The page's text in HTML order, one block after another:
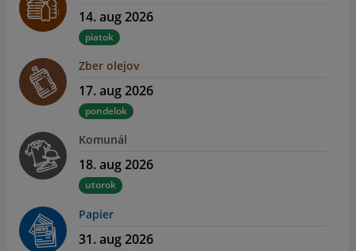
14. aug 2026
piatok
Zber olejov
17. aug 2026
pondelok
Komunál
18. aug 2026
utorok
Papier
31. aug 2026